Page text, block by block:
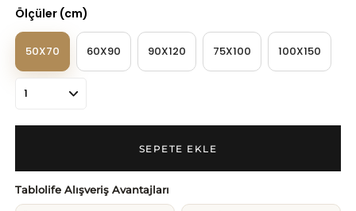
Ölçüler (cm)
50X70 60X90 90X120 75X100 100X150
Tablolife Alışveriş Avantajları